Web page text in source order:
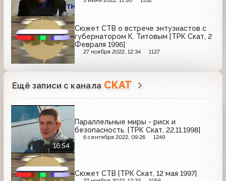
Сюжет СТВ о встрече энтузиастов с
губернатором К. Титовым [ТРК Скат, 2
Февраля 1996]
27 ноября 2022, 12:34 1127
Ещё записи с канала СКАТ
16:54
Параллельные миры - риск и
безопасность. [ТРК Скат, 22.11.1998]
6 сентября 2022, 09:26 1249
Сюжет СТВ [ТРК Скат, 12 мая 1997]